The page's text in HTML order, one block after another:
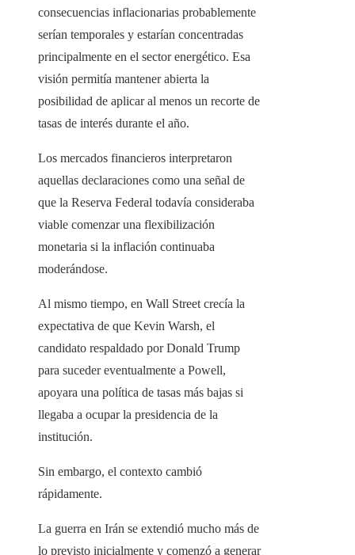
consecuencias inflacionarias probablemente
serían temporales y estarían concentradas
principalmente en el sector energético. Esa
visión permitía mantener abierta la
posibilidad de aplicar al menos un recorte de
tasas de interés durante el año.
Los mercados financieros interpretaron
aquellas declaraciones como una señal de
que la Reserva Federal todavía consideraba
viable comenzar una flexibilización
monetaria si la inflación continuaba
moderándose.
Al mismo tiempo, en Wall Street crecía la
expectativa de que Kevin Warsh, el
candidato respaldado por Donald Trump
para suceder eventualmente a Powell,
apoyara una política de tasas más bajas si
llegaba a ocupar la presidencia de la
institución.
Sin embargo, el contexto cambió
rápidamente.
La guerra en Irán se extendió mucho más de
lo previsto inicialmente y comenzó a generar